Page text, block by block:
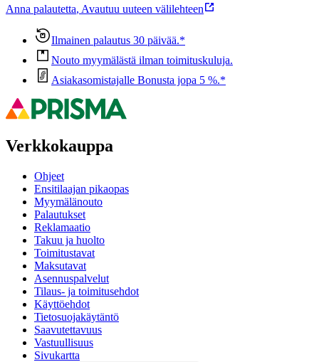
Anna palautetta, Avautuu uuteen välilehteen
Ilmainen palautus 30 päivää.*
Nouto myymälästä ilman toimituskuluja.
Asiakasomistajalle Bonusta jopa 5 %.*
Verkkokauppa
Ohjeet
Ensitilaajan pikaopas
Myymälänouto
Palautukset
Reklamaatio
Takuu ja huolto
Toimitustavat
Maksutavat
Asennuspalvelut
Tilaus- ja toimitusehdot
Käyttöehdot
Tietosuojakäytäntö
Saavutettavuus
Vastuullisuus
Sivukartta